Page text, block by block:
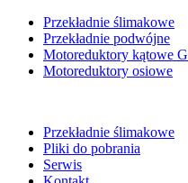
Przekładnie ślimakowe
Przekładnie podwójne
Motoreduktory kątowe
Motoreduktory osiowe
Przekładnie ślimakowe
Pliki do pobrania
Serwis